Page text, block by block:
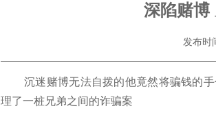
深陷赌博
发布时
沉迷赌博无法自拨的他竟然将骗钱的
理了一桩兄弟之间的诈骗案